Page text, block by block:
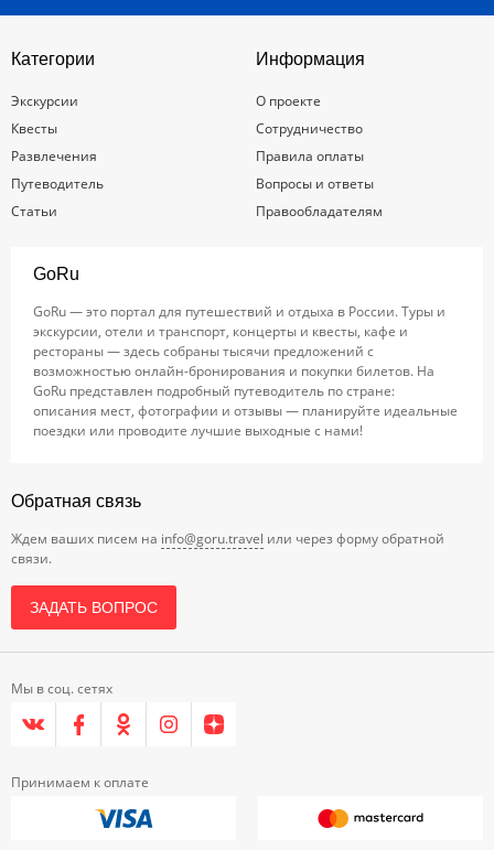
Категории
Экскурсии
Квесты
Развлечения
Путеводитель
Статьи
Информация
О проекте
Сотрудничество
Правила оплаты
Вопросы и ответы
Правообладателям
GoRu
GoRu — это портал для путешествий и отдыха в России. Туры и
экскурсии, отели и транспорт, концерты и квесты, кафе и
рестораны — здесь собраны тысячи предложений с
возможностью онлайн-бронирования и покупки билетов. На
GoRu представлен подробный путеводитель по стране:
описания мест, фотографии и отзывы — планируйте идеальные
поездки или проводите лучшие выходные с нами!
Обратная связь
Ждем ваших писем на info@goru.travel или через форму обратной
связи.
ЗАДАТЬ ВОПРОС
Мы в соц. сетях
Принимаем к оплате